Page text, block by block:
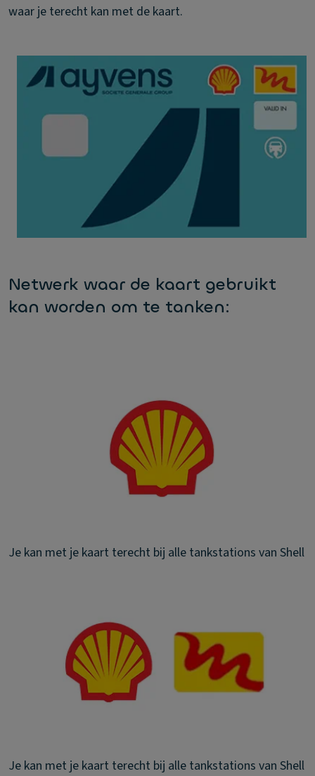
waar je terecht kan met de kaart.
Netwerk waar de kaart gebruikt
kan worden om te tanken:
Je kan met je kaart terecht bij alle tankstations van Shell
Je kan met je kaart terecht bij alle tankstations van Shell